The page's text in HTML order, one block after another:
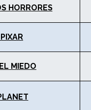
HORRORES
MIEDO